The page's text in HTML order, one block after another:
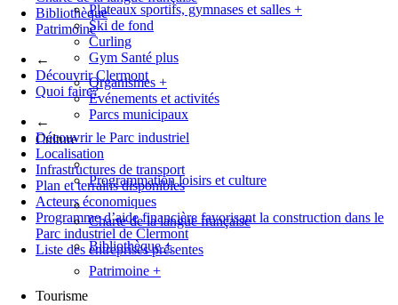
Bibliothèque
Patrimoine
←
Découvrir Clermont
Quoi faire?
←
Découvrir le Parc industriel
Localisation
Infrastructures de transport
Plan et terrains disponibles
Acteurs économiques
Programme d’aide financière favorisant la construction dans le
Parc industriel de Clermont
Liste des entreprises présentes
Plateaux sportifs, gymnases et salles +
Ski de fond
Curling
Gym Santé plus
Organismes +
Événements et activités
Parcs municipaux
Culture
Programmation loisirs et culture
Charte de la langue française
Bibliothèque+
Patrimoine +
Tourisme